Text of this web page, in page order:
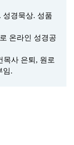
묵상. 성품
온라인 성경공
목사 은퇴, 원로
임.